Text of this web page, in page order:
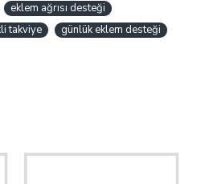
eklem ağrısı desteği
takviye
günlük eklem desteği